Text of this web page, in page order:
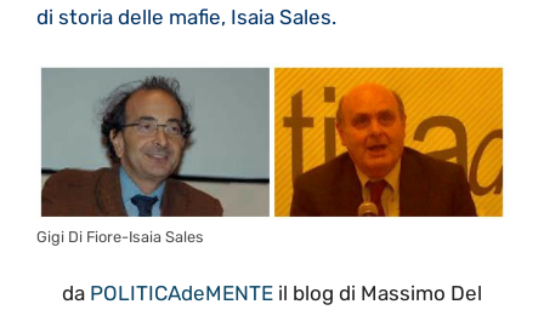
di storia delle mafie, Isaia Sales.
Gigi Di Fiore-Isaia Sales
da POLITICAdeMENTE il blog di Massimo Del